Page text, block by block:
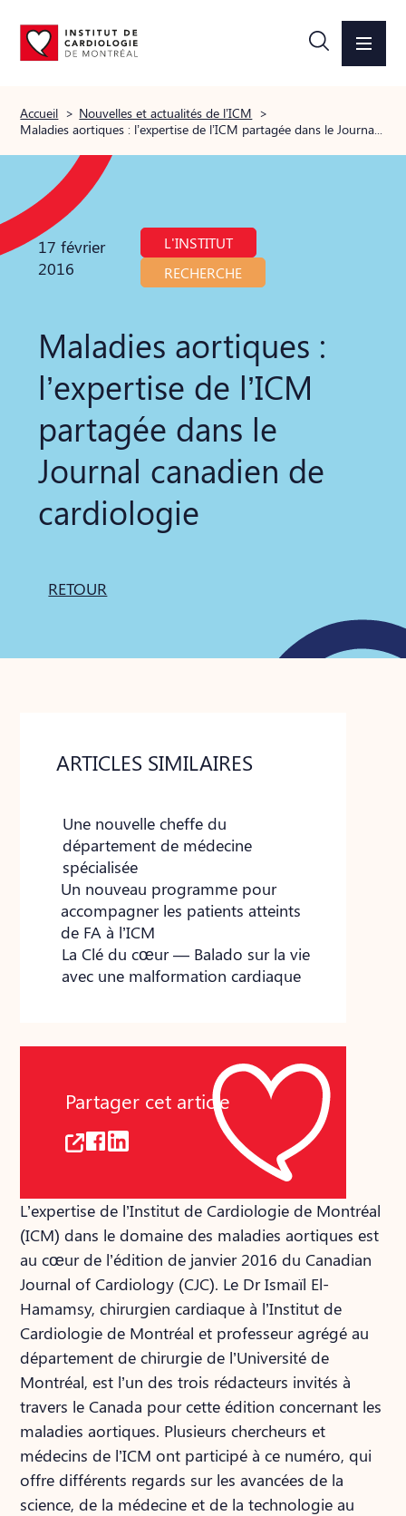
Accueil > Nouvelles et actualités de l’ICM >
17 février
2016
L'INSTITUT
RECHERCHE
Maladies aortiques :
l’expertise de l’ICM
partagée dans le
Journal canadien de
cardiologie
RETOUR
ARTICLES SIMILAIRES
Une nouvelle cheffe du
département de médecine
spécialisée
Un nouveau programme pour
accompagner les patients atteints
de FA à l’ICM
La Clé du cœur — Balado sur la vie
avec une malformation cardiaque
Partager cet article
L’expertise de l’Institut de Cardiologie de Montréal
(ICM) dans le domaine des maladies aortiques est
au cœur de l’édition de janvier 2016 du Canadian
Journal of Cardiology (CJC). Le Dr Ismaïl El-
Hamamsy, chirurgien cardiaque à l’Institut de
Cardiologie de Montréal et professeur agrégé au
département de chirurgie de l’Université de
Montréal, est l’un des trois rédacteurs invités à
travers le Canada pour cette édition concernant les
maladies aortiques. Plusieurs chercheurs et
médecins de l’ICM ont participé à ce numéro, qui
offre différents regards sur les avancées de la
science, de la médecine et de la technologie au